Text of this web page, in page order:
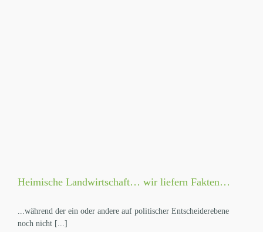
Heimische Landwirtschaft… wir liefern Fakten…
...während der ein oder andere auf politischer Entscheiderebene
noch nicht [...]